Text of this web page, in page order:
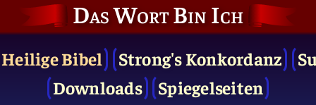
Das Wort Bin Ich
Bibel Strong's Konkordanz
Downloads
Spiegelseiten